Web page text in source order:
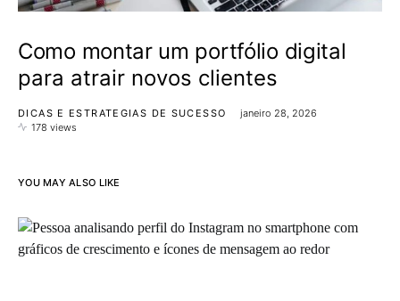
Como montar um portfólio digital
para atrair novos clientes
DICAS E ESTRATEGIAS DE SUCESSO
janeiro 28, 2026
178 views
YOU MAY ALSO LIKE